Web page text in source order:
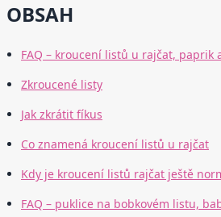
OBSAH
FAQ – kroucení listů u rajčat, paprik
Zkroucené listy
Jak zkrátit fíkus
Co znamená kroucení listů u rajčat
Kdy je kroucení listů rajčat ještě
FAQ – puklice na bobkovém listu,